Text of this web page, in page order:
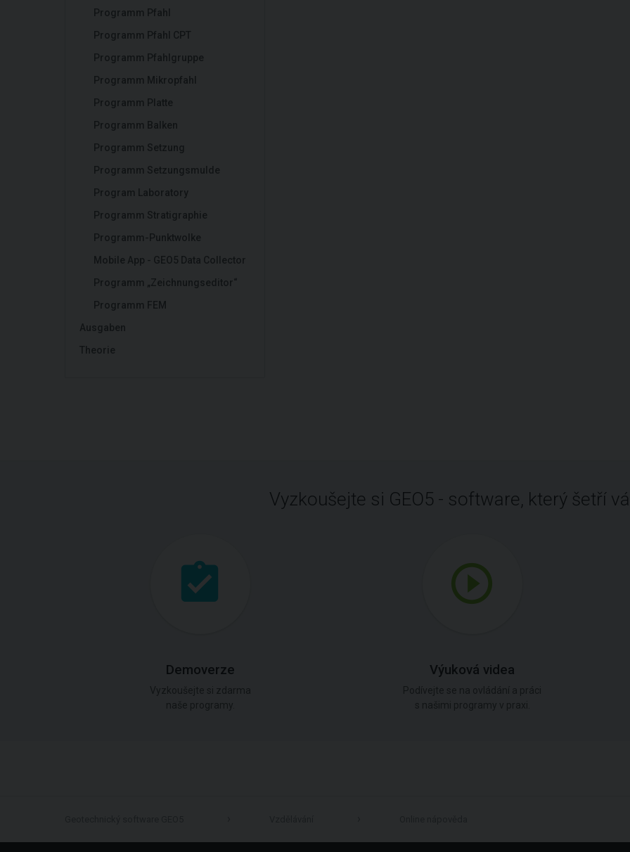
Programm Pfahl
Programm Pfahl CPT
Programm Pfahlgruppe
Programm Mikropfahl
Programm Platte
Programm Balken
Programm Setzung
Programm Setzungsmulde
Program Laboratory
Programm Stratigraphie
Programm-Punktwolke
Mobile App - GEO5 Data Collector
Programm „Zeichnungseditor“
Programm FEM
Ausgaben
Theorie
Vyzkoušejte si GEO5 - software, který šetří
Demoverze Výuková videa